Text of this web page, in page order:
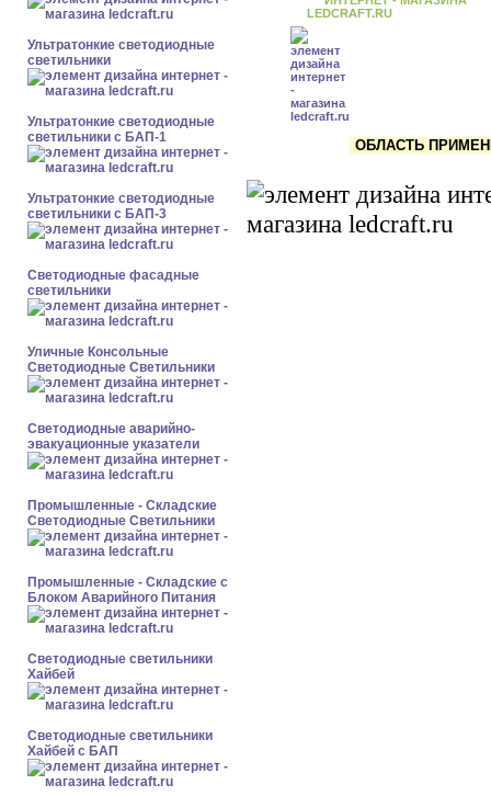
Ультратонкие светодиодные
светильники
Ультратонкие светодиодные
светильники с БАП-1
Ультратонкие светодиодные
светильники с БАП-3
Светодиодные фасадные
светильники
Уличные Консольные
Светодиодные Светильники
Светодиодные аварийно-
эвакуационные указатели
Промышленные - Складские
Светодиодные Светильники
Промышленные - Складские с
Блоком Аварийного Питания
Светодиодные светильники
Хайбей
Светодиодные светильники
Хайбей с БАП
ОБЛАСТЬ